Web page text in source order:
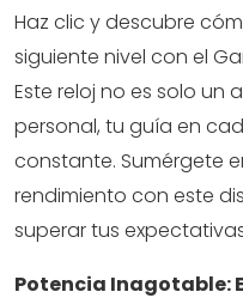
Haz clic y descubre
siguiente nivel con el
Este reloj no es solo un
personal, tu guía en
constante. Sumérgete
rendimiento con este
superar tus
Potencia Inagotable: